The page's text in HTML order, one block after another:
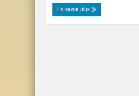
En savoir plus